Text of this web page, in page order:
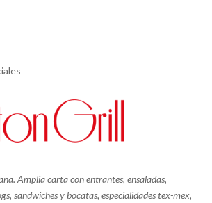
Amplia carta con entrantes, ensaladas,
sandwiches y bocatas, especialidades tex-mex,